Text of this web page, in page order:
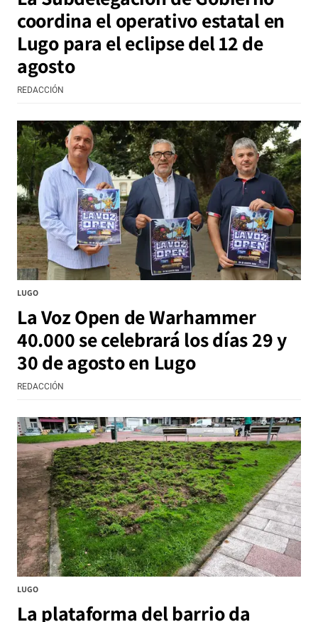
coordina el operativo estatal en
Lugo para el eclipse del 12 de
agosto
REDACCIÓN
LUGO
La Voz Open de Warhammer
40.000 se celebrará los días 29 y
30 de agosto en Lugo
REDACCIÓN
LUGO
La plataforma del barrio da